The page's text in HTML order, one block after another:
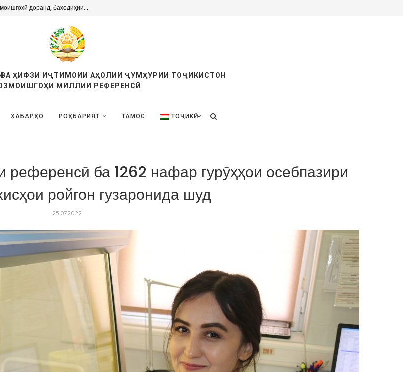
доранд, баҳодиҳии...
ВА ҲИФЗИ ИҶТИМОИИ АҲОЛИИ ҶУМҲУРИИ ТОҶИКИСТОН
МИЛЛИИ РЕФЕРЕНСӢ
ХАБАРҲО РОҲБАРИЯТ ТАМОС ТОҶИКӢ
ба 1262 нафар гурӯҳҳои осебпазири
ройгон гузаронида шуд
25.07.2022